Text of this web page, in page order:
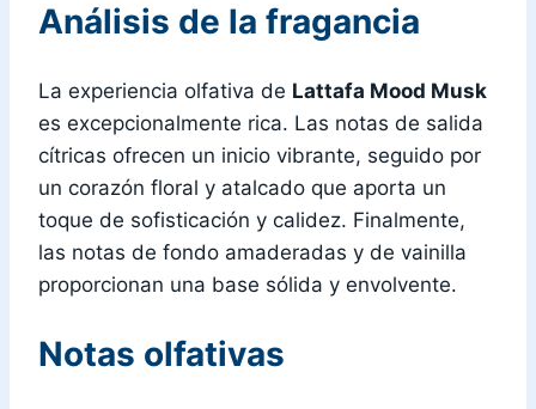
Análisis de la fragancia
La experiencia olfativa de Lattafa Mood Musk
es excepcionalmente rica. Las notas de salida
cítricas ofrecen un inicio vibrante, seguido por
un corazón floral y atalcado que aporta un
toque de sofisticación y calidez. Finalmente,
las notas de fondo amaderadas y de vainilla
proporcionan una base sólida y envolvente.
Notas olfativas